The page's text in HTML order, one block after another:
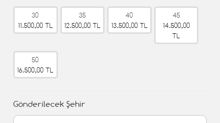
30
11.500,00 TL
35
12.500,00 TL
40
13.500,00 TL
45
14.500,00
TL
50
16.500,00 TL
Gönderilecek Şehir